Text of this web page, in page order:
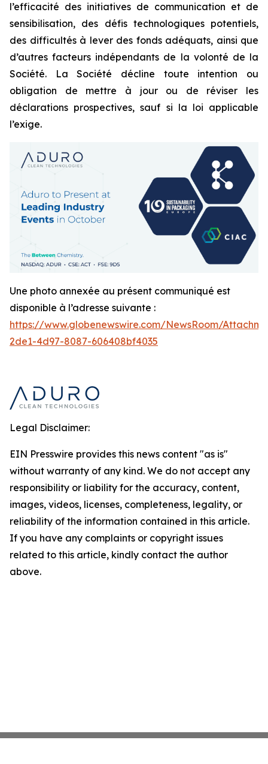
l’efficacité des initiatives de communication et de
sensibilisation, des défis technologiques potentiels,
des difficultés à lever des fonds adéquats, ainsi que
d’autres facteurs indépendants de la volonté de la
Société. La Société décline toute intention ou
obligation de mettre à jour ou de réviser les
déclarations prospectives, sauf si la loi applicable
l’exige.
Une photo annexée au présent communiqué est
disponible à l’adresse suivante :
https://www.globenewswire.com/NewsRoom/
2de1-4d97-8087-606408bf4035
Legal Disclaimer:
EIN Presswire provides this news content "as is"
without warranty of any kind. We do not accept any
responsibility or liability for the accuracy, content,
images, videos, licenses, completeness, legality, or
reliability of the information contained in this article.
If you have any complaints or copyright issues
related to this article, kindly contact the author
above.